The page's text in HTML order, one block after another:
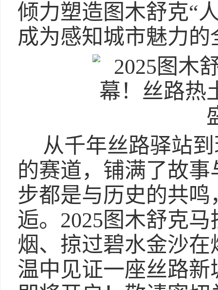
倾力塑造图木舒克“
成为感知城市魅力的
从千年丝路驿站
的赛道，铺满了故
步都是与历史的共
逅。2025图木舒克
烟、掠过碧水金沙
温中见证一座丝路